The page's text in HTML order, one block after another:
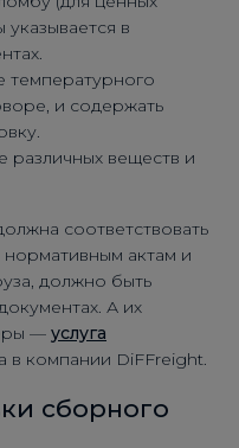
в
температурного
и содержать
различных веществ и
соответствовать
нормативным актам и
должно быть
А их
— услуга
в компании DiFFreight.
сборного